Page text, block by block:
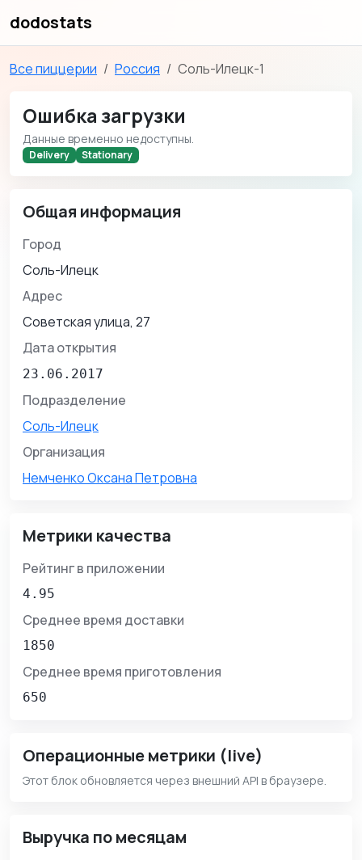
dodostats
Все пиццерии Россия Соль-Илецк-1
Ошибка загрузки
Данные временно недоступны.
Delivery Stationary
Общая информация
Город
Соль-Илецк
Адрес
Советская улица, 27
Дата открытия
23.06.2017
Подразделение
Соль-Илецк
Организация
Немченко Оксана Петровна
Метрики качества
Рейтинг в приложении
4.95
Среднее время доставки
1850
Среднее время приготовления
650
Операционные метрики (live)
Этот блок обновляется через внешний API в браузере.
Выручка по месяцам